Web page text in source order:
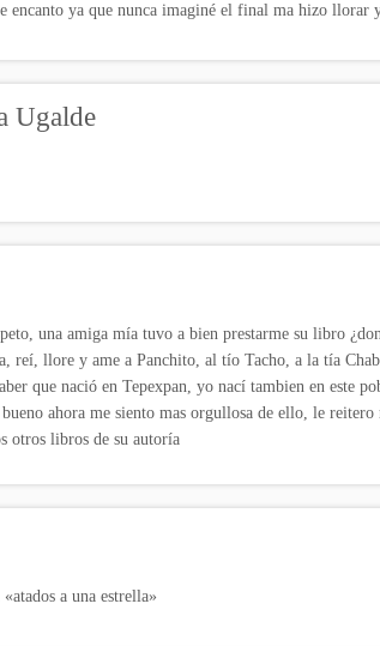
encanto ya que nunca imaginé el final ma hizo llorar
Ugalde
una amiga mía tuvo a bien prestarme su libro
reí, llore y ame a Panchito, al tío Tacho, a la tía
que nació en Tepexpan, yo nací tambien en este
ahora me siento mas orgullosa de ello, le reitero
otros libros de su autoría
a una estrella»